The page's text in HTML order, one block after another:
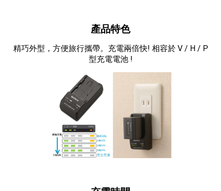
產品特色
精巧外型，方便旅行攜帶。充電兩倍快! 相容於 V / H / P
型充電電池 !